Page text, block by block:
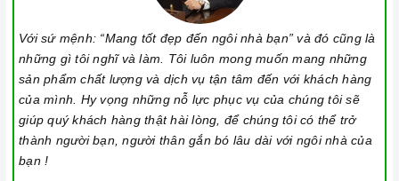
tẩy rửa chuyên dụng để lau mặt bếp.
Lưu ý chỉ nên thực hiện việc này khi bếp đã nguội và cách xa
thời gian nấu nướng để đảm bảo an toàn.
Khi không sử dụng, nên cất giữ cẩn thận và bảo quản mặt
bếp để tránh làm trầy xước, ảnh hưởng đến cảm ứng bếp..
Thường xuyên lau chùi bếp và giữ vệ sinh sạch sẽ để đảm
Với sứ mệnh: “Mang tốt đẹp đến ngôi nhà bạn” và đó cũng là
những gì tôi nghĩ và làm. Tôi luôn mong muốn mang những
sản phẩm chất lượng và dịch vụ tận tâm đến với khách hàng
của mình. Hy vọng những nỗ lực phục vụ của chúng tôi sẽ
giúp quý khách hàng thật hài lòng, để chúng tôi có thể trở
thành người bạn, người thân gắn bó lâu dài với ngôi nhà của
bạn !